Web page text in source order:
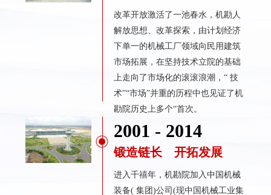
改革开放激活了一池春水，机勘人
解放思想、改革探索，由计划经济
下单一的机械工厂领域向民用建筑
市场拓展，在坚持技术立院的基础
上走向了市场化的滚滚浪潮，“ 技
术”“市场”并重的历程中也见证了机
勘院历史上多个“首次。
2001 - 2014
锻造链长 开拓发展
进入千禧年，机勘院加入中国机械
装备( 集团)公司(现中国机械工业集